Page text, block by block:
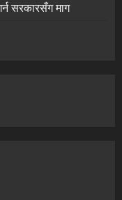
सरकारसँग माग